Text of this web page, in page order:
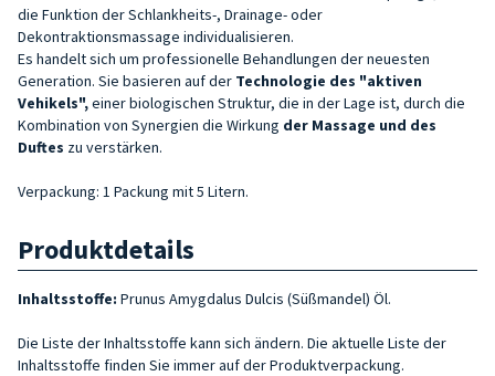
die Funktion der Schlankheits-, Drainage- oder
Dekontraktionsmassage individualisieren.
Es handelt sich um professionelle Behandlungen der neuesten
Generation. Sie basieren auf der Technologie des "aktiven
Vehikels",einer biologischen Struktur, die in der Lage ist, durch die
Kombination von Synergien die Wirkung der Massage und des
Duftes zu verstärken.
Verpackung: 1 Packung mit 5 Litern.
Produktdetails
Inhaltsstoffe: Prunus Amygdalus Dulcis (Süßmandel) Öl.
Die Liste der Inhaltsstoffe kann sich ändern. Die aktuelle Liste der
Inhaltsstoffe finden Sie immer auf der Produktverpackung.